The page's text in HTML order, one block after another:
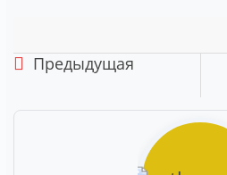
Предыдущая